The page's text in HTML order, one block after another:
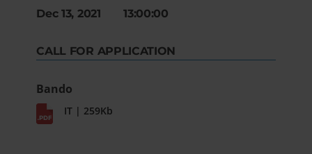
Dec 13, 2021 13:00:00
CALL FOR APPLICATION
Bando
IT | 259Kb